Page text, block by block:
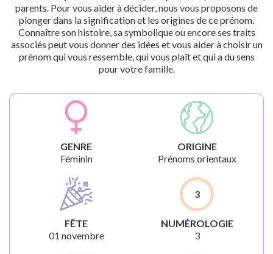
parents. Pour vous aider à décider, nous vous proposons de
plonger dans la signification et les origines de ce prénom.
Connaître son histoire, sa symbolique ou encore ses traits
associés peut vous donner des idées et vous aider à choisir un
prénom qui vous ressemble, qui vous plaît et qui a du sens
pour votre famille.
GENRE
Féminin
ORIGINE
Prénoms orientaux
FÊTE
01 novembre
3
NUMÉROLOGIE
3